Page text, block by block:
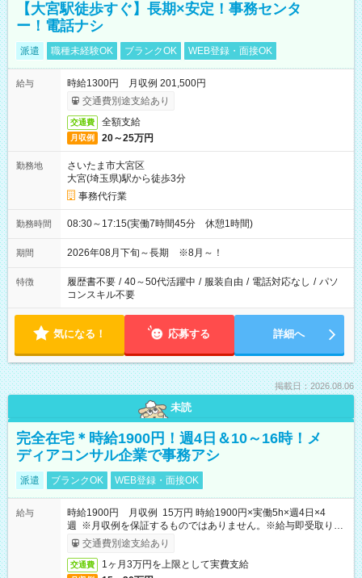
【大宮駅徒歩すぐ】長期×安定！事務センタ
ー！電話ナシ
派遣 職種未経験OK ブランクOK WEB登録・面接OK
給与
時給1300円 月収例 201,500円
交通費別途支給あり
交通費 全額支給
月収例 20～25万円
勤務地
さいたま市大宮区
大宮(埼玉県)駅から徒歩3分
事務代行業
勤務時間 08:30～17:15(実働7時間45分 休憩1時間)
期間 2026年08月下旬～長期 ※8月～！
特徴 履歴書不要 / 40～50代活躍中 / 服装自由 / 電話対応なし / パソ
コンスキル不要
気になる！ 応募する 詳細へ
掲載日：2026.08.06
未読
完全在宅＊時給1900円！週4日＆10～16時！メ
ディアコンサル企業で事務アシ
派遣 ブランクOK WEB登録・面接OK
給与
時給1900円 月収例 15万円 時給1900円×実働5h×週4日×4
週 ※月収例を保証するものではありません。※給与即受取りサ
ービス利用可（利用条件有）
交通費別途支給あり
交通費 1ヶ月3万円を上限として実費支給